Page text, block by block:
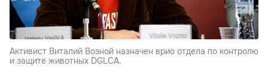
Активист Виталий Возной назначен врио отдела по контролю
и защите животных DGLCA.